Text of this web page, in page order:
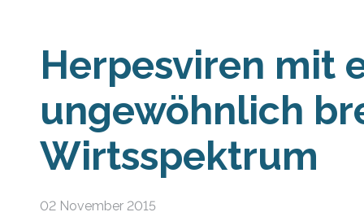
Herpesviren mit
ungewöhnlich
Wirtsspektrum
02 November 2015